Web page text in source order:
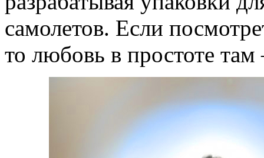
самолетов. Если
то любовь в простоте